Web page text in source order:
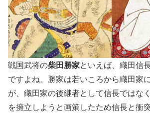
戦国武将の柴田勝家といえば、織田信
ですよね。勝家は若いころから織田家
が、織田家の後継者として信長ではな
を擁立しようと画策したため信長と衝